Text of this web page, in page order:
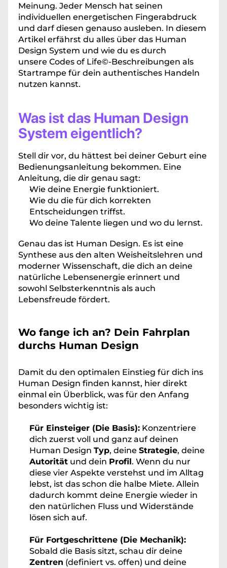
Meinung. Jeder Mensch hat seinen
individuellen energetischen Fingerabdruck
und darf diesen genauso ausleben. In diesem
Artikel erfährst du alles über das Human
Design System und wie du es durch
unsere Codes of Life©-Beschreibungen als
Startrampe für dein authentisches Handeln
nutzen kannst.
Was ist das Human Design
System eigentlich?
Stell dir vor, du hättest bei deiner Geburt eine
Bedienungsanleitung bekommen. Eine
Anleitung, die dir genau sagt:
Wie deine Energie funktioniert.
Wie du die für dich korrekten
Entscheidungen triffst.
Wo deine Talente liegen und wo du lernst.
Genau das ist Human Design. Es ist eine
Synthese aus den alten Weisheitslehren und
moderner Wissenschaft, die dich an deine
natürliche Lebensenergie erinnert und
sowohl Selbsterkenntnis als auch
Lebensfreude fördert.
Wo fange ich an? Dein Fahrplan
durchs Human Design
Damit du den optimalen Einstieg für dich ins
Human Design finden kannst, hier direkt
einmal ein Überblick, was für den Anfang
besonders wichtig ist:
Für Einsteiger (Die Basis): Konzentriere
dich zuerst voll und ganz auf deinen
Human Design Typ, deine Strategie
Autorität und dein Profil. Wenn du nur
diese vier Aspekte verstehst und im Alltag
lebst, ist das schon die halbe Miete. Allein
dadurch kommt deine Energie wieder in
den natürlichen Fluss und Widerstände
lösen sich auf.
Für Fortgeschrittene (Die Mechanik):
Zentren